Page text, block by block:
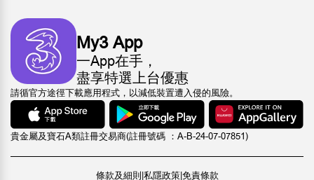
My3 App
一App在手，
盡享特選上台優惠
請循官方途徑下載應用程式，以減低裝置遭入侵的風險。
貴金屬及寶石A類註冊交易商(註冊號碼 ：A-B-24-07-07851)
條款及細則 私隱政策 免責條款